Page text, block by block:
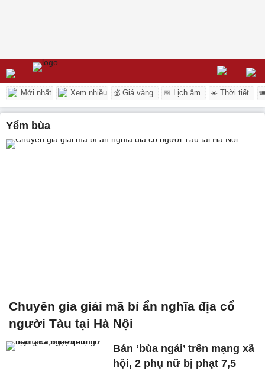
Mới nhất Xem nhiều 💰 Giá vàng 📅 Lịch âm ☀️ Thời tiết
yểm bùa
Chuyên gia giải mã bí ẩn nghĩa địa cổ
người Tàu tại Hà Nội
Bán ‘bùa ngải’ trên mạng xã
hội, 2 phụ nữ bị phạt 7,5